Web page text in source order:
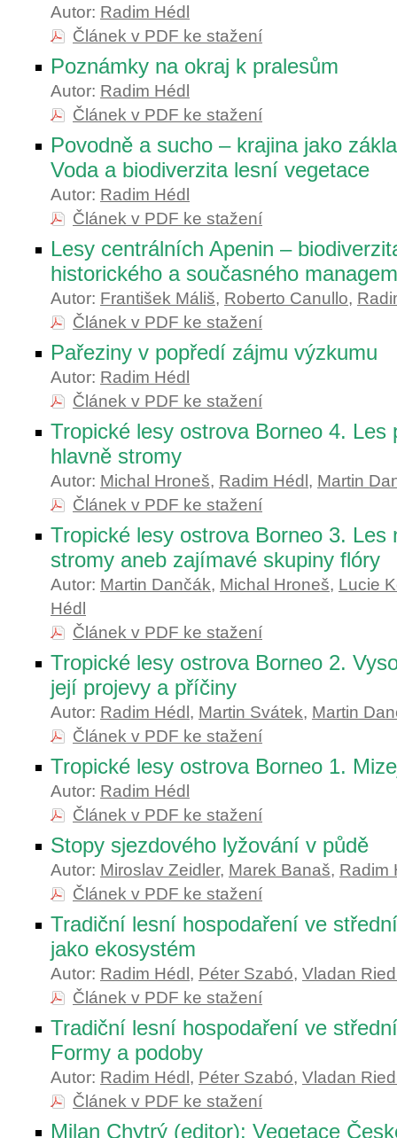
Autor: Radim Hédl
Článek v PDF ke stažení
Poznámky na okraj k pralesům
Autor: Radim Hédl
Článek v PDF ke stažení
Povodně a sucho – krajina jako
Voda a biodiverzita lesní vegetace
Autor: Radim Hédl
Článek v PDF ke stažení
Lesy centrálních Apenin –
historického a současného
Autor: František Máliš, Roberto Canullo,
Článek v PDF ke stažení
Pařeziny v popředí zájmu výzkumu
Autor: Radim Hédl
Článek v PDF ke stažení
Tropické lesy ostrova Borneo 4. Les
hlavně stromy
Autor: Michal Hroneš, Radim Hédl , Martin
Článek v PDF ke stažení
Tropické lesy ostrova Borneo 3. Les
stromy aneb zajímavé skupiny flóry
Autor: Martin Dančák, Michal Hroneš, Lucie
Hédl
Článek v PDF ke stažení
Tropické lesy ostrova Borneo 2.
její projevy a příčiny
Autor: Radim Hédl , Martin Svátek, Martin
Článek v PDF ke stažení
Tropické lesy ostrova Borneo 1.
Autor: Radim Hédl
Článek v PDF ke stažení
Stopy sjezdového lyžování v půdě
Autor: Miroslav Zeidler, Marek Banaš, Radim
Článek v PDF ke stažení
Tradiční lesní hospodaření ve
jako ekosystém
Autor: Radim Hédl , Péter Szabó, Vladan
Článek v PDF ke stažení
Tradiční lesní hospodaření ve
Formy a podoby
Autor: Radim Hédl , Péter Szabó, Vladan
Článek v PDF ke stažení
Milan Chytrý (editor): Vegetace